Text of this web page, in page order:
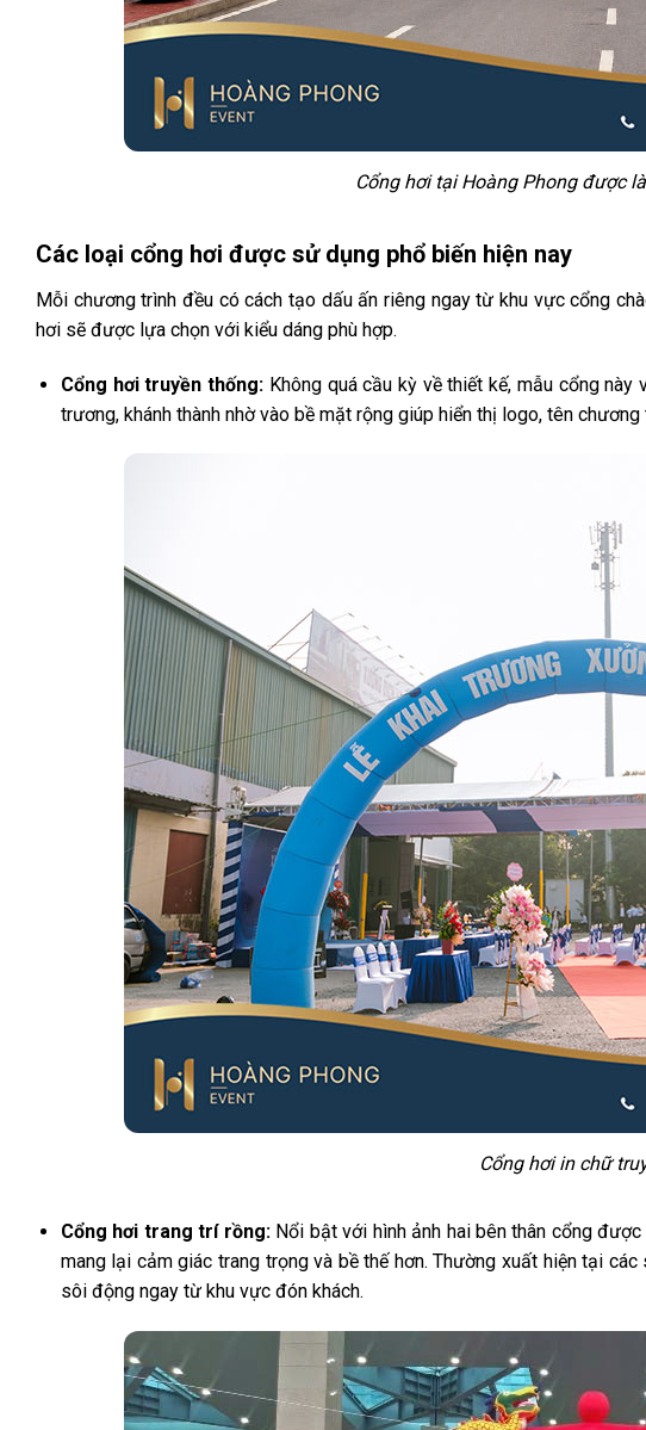
Cổng hơi tại Hoàng Phong được
Các loại cổng hơi được sử dụng phổ biến hiện nay
Mỗi chương trình đều có cách tạo dấu ấn riêng ngay từ khu vực cổng
hơi sẽ được lựa chọn với kiểu dáng phù hợp.
Cổng hơi truyền thống: Không quá cầu kỳ về thiết kế, mẫu cổng
trương, khánh thành nhờ vào bề mặt rộng giúp hiển thị logo, tên
Cổng hơi in chữ
Cổng hơi trang trí rồng: Nổi bật với hình ảnh hai bên thân cổng
mang lại cảm giác trang trọng và bề thế hơn. Thường xuất hiện tại
sôi động ngay từ khu vực đón khách.